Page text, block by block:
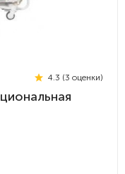
4.3 (3 оценки)